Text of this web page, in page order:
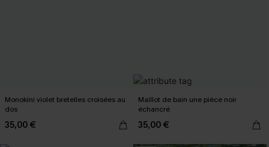
Monokini violet bretelles croisées au
dos
35,00 €
Maillot de bain une pièce noir
échancré
35,00 €